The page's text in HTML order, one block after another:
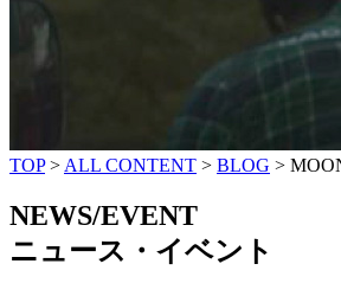
TOP> ALL CONTENT > BLOG >
NEWS/EVENT
ニュース・イベント